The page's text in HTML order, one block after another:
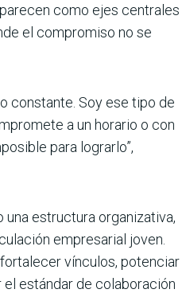
como ejes centrales
el compromiso no se
constante. Soy ese tipo de
a un horario o con
para lograrlo”,
una estructura organizativa,
empresarial joven.
vínculos, potenciar
estándar de colaboración